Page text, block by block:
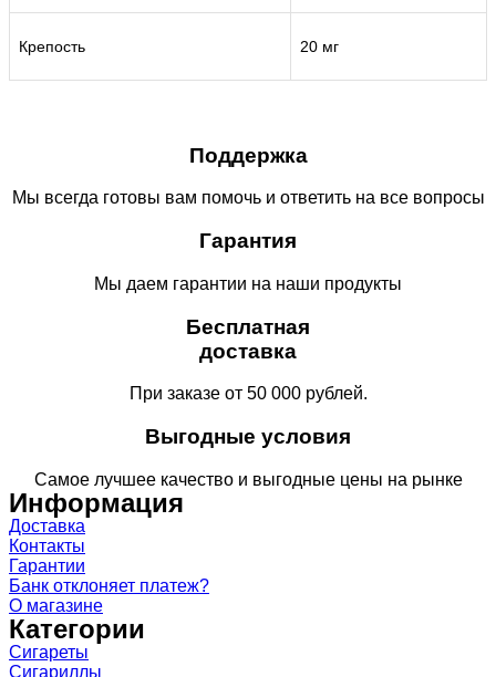
Крепость 20 мг
Поддержка
Мы всегда готовы вам помочь и ответить на все вопросы
Гарантия
Мы даем гарантии на наши продукты
Бесплатная
доставка
При заказе от 50 000 рублей.
Выгодные условия
Самое лучшее качество и выгодные цены на рынке
Информация
Доставка
Контакты
Гарантии
Банк отклоняет платеж?
О магазине
Категории
Сигареты
Сигариллы